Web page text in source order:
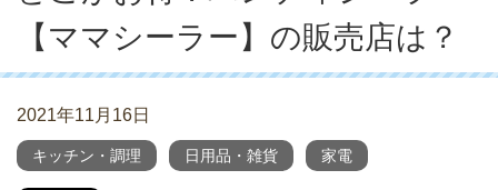
【ママシーラー】の販売店は？
2021年11月16日
キッチン・調理 日用品・雑貨 家電